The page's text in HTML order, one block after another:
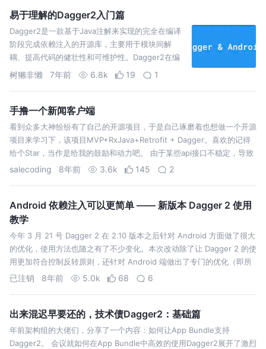
易于理解的Dagger2入门篇
Dagger2是一款基于Java注解来实现的完全在编译
阶段完成依赖注入的开源库，主要用于模块间解
耦、提高代码的健壮性和可维护性。Dagger2在编
译阶段通过apt利用Java注解自动生成Java代码，然
树獭非懒 7年前 6.8k 19 1
手撸一个新闻客户端
看到众多大神纷纷有了自己的开源项目，于是自己琢磨着也想做一个开源
项目来学习下，该项目MVP+RxJava+Retrofit + Dagger。喜欢的记得
给个Star，当作是给我的鼓励和动力吧。 由于某些api接口不稳定，导致
有些页面上的数据无法显示，尽请谅解。不过还是不影响学习…
salecoding 8年前 3.6k 145 2
Android 依赖注入可以更简单 —— 新版本 Dagger 2 使用
教学
今年 3 月 21 号 Dagger 2 在 2.10 版本之后针对 Android 方面做了很大
的优化，使用方法也随之有了不少变化。本次改动除了让 Dagger 2 的使
用更加符合控制反转原则，还针对 Android 端做出了专门的优化（即所
谓 dagger.android）…
已注销 8年前 5.0k 68 6
出来混迟早要还的，技术债Dagger2：基础篇
年前架构组的大佬们，分享了一个内容：如何让App Bundle支持
Dagger2。 会议就如何在App Bundle中高效的使用Dagger2展开了激烈